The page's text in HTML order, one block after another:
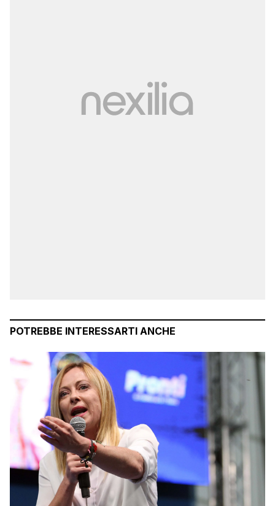
POTREBBE INTERESSARTI ANCHE